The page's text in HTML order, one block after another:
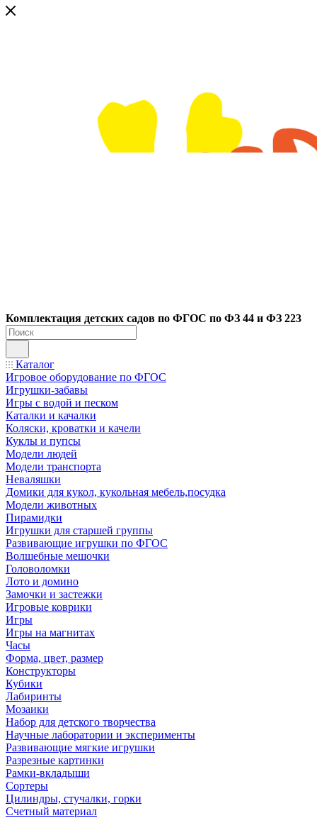
Комплектация детских садов по ФГОC по ФЗ 44 и ФЗ 223
Каталог
Игровое оборудование по ФГОС
Игрушки-забавы
Игры с водой и песком
Каталки и качалки
Коляски, кроватки и качели
Куклы и пупсы
Модели людей
Модели транспорта
Неваляшки
Домики для кукол, кукольная мебель,посудка
Модели животных
Пирамидки
Игрушки для старшей группы
Развивающие игрушки по ФГОС
Волшебные мешочки
Головоломки
Лото и домино
Замочки и застежки
Игровые коврики
Игры
Игры на магнитах
Часы
Форма, цвет, размер
Конструкторы
Кубики
Лабиринты
Мозаики
Набор для детского творчества
Научные лаборатории и эксперименты
Развивающие мягкие игрушки
Разрезные картинки
Рамки-вкладыши
Сортеры
Цилиндры, стучалки, горки
Счетный материал